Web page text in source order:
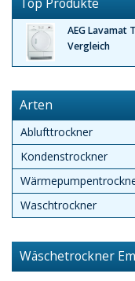
AEG Lavamat
Vergleich
Arten
Ablufttrockner
Kondenstrockner
Waschtrockner
Wäschetrockner